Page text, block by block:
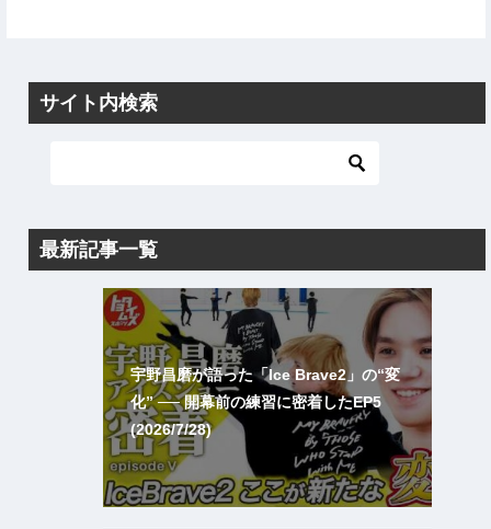
サイト内検索
最新記事一覧
宇野昌磨が語った「Ice Brave2」の“変
化” ── 開幕前の練習に密着したEP5
(2026/7/28)